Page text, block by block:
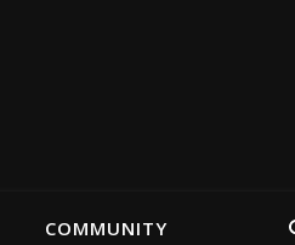
COMMUNITY